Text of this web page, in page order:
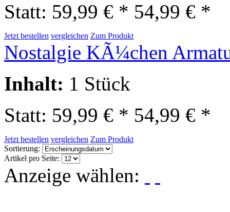
Statt: 59,99 € * 54,99 € *
Jetzt bestellen vergleichen Zum Produkt
Nostalgie KÃ¼chen
Inhalt: 1 Stück
Statt: 59,99 € * 54,99 € *
Jetzt bestellen vergleichen Zum Produkt
Sortierung:
Artikel pro Seite:
Anzeige wählen: